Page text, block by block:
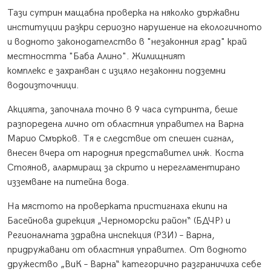
Тази сутрин мащабна проверка на няколко държавни
институции разкри сериозно нарушение на екологичното
и водното законодателство в "незаконния град" край
местността "Баба Алино". Жилищният
комплекс е захранван с изцяло незаконни подземни
водоизточници.
Акцията, започнала точно в 9 часа сутринта, беше
разпоредена лично от областния управител на Варна
Марио Смърков. Тя е следствие от спешен сигнал,
внесен вчера от народния представител инж. Коста
Стоянов, алармиращ за скрито и нерегламентирано
изземване на питейна вода.
На мястото на проверката пристигнаха екипи на
Басейнова дирекция „Черноморски район“ (БДЧР) и
Регионалната здравна инспекция (РЗИ) – Варна,
придружавани от областния управител. От водното
дружество „ВиК – Варна“ категорично разграничиха себе